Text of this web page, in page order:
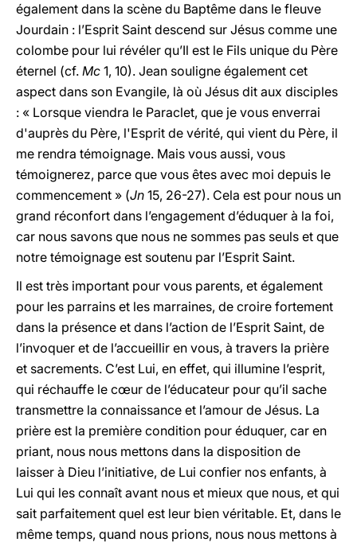
également dans la scène du Baptême dans le fleuve
Jourdain : l’Esprit Saint descend sur Jésus comme une
colombe pour lui révéler qu’Il est le Fils unique du Père
éternel (cf. Mc 1, 10). Jean souligne également cet
aspect dans son Evangile, là où Jésus dit aux disciples
: « Lorsque viendra le Paraclet, que je vous enverrai
d'auprès du Père, l'Esprit de vérité, qui vient du Père, il
me rendra témoignage. Mais vous aussi, vous
témoignerez, parce que vous êtes avec moi depuis le
commencement » (Jn 15, 26-27). Cela est pour nous un
grand réconfort dans l’engagement d’éduquer à la foi,
car nous savons que nous ne sommes pas seuls et que
notre témoignage est soutenu par l’Esprit Saint.
Il est très important pour vous parents, et également
pour les parrains et les marraines, de croire fortement
dans la présence et dans l’action de l’Esprit Saint, de
l’invoquer et de l’accueillir en vous, à travers la prière
et sacrements. C’est Lui, en effet, qui illumine l’esprit,
qui réchauffe le cœur de l’éducateur pour qu’il sache
transmettre la connaissance et l’amour de Jésus. La
prière est la première condition pour éduquer, car en
priant, nous nous mettons dans la disposition de
laisser à Dieu l’initiative, de Lui confier nos enfants, à
Lui qui les connaît avant nous et mieux que nous, et qui
sait parfaitement quel est leur bien véritable. Et, dans le
même temps, quand nous prions, nous nous mettons à